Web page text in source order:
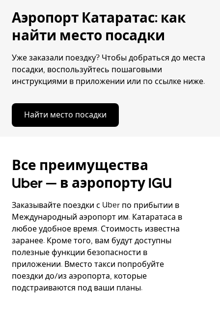
Аэропорт Катаратас: как
найти место посадки
Уже заказали поездку? Чтобы добраться до места
посадки, воспользуйтесь пошаговыми
инструкциями в приложении или по ссылке ниже.
Найти место посадки
Все преимущества
Uber — в аэропорту IGU
Заказывайте поездки с Uber по прибытии в
Международный аэропорт им. Катаратаса в
любое удобное время. Стоимость известна
заранее. Кроме того, вам будут доступны
полезные функции безопасности в
приложении. Вместо такси попробуйте
поездки до/из аэропорта, которые
подстраиваются под ваши планы.